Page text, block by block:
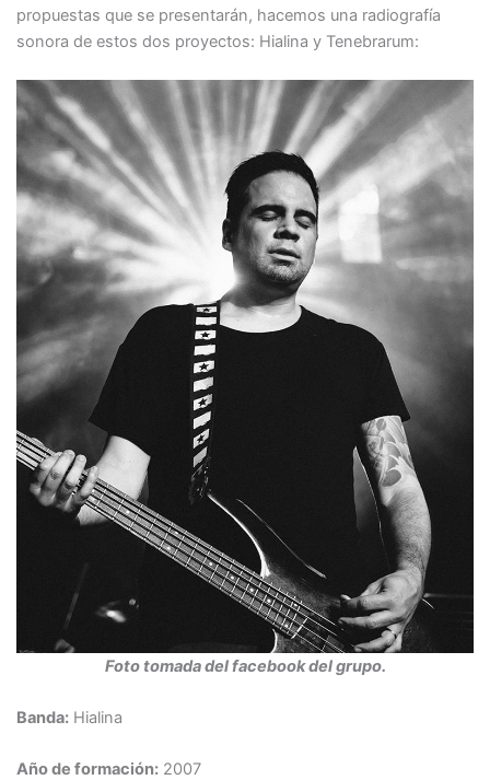
propuestas que se presentarán, hacemos una radiografía
sonora de estos dos proyectos: Hialina y Tenebrarum:
Foto tomada del facebook del grupo.
Banda:Hialina
Año de formación:2007